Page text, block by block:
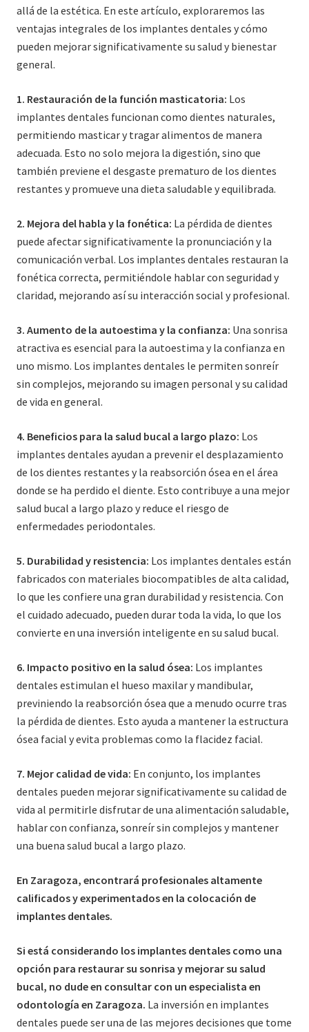
allá de la estética. En este artículo, exploraremos las
ventajas integrales de los implantes dentales y cómo
pueden mejorar significativamente su salud y bienestar
general.
1. Restauración de la función masticatoria: Los
implantes dentales funcionan como dientes naturales,
permitiendo masticar y tragar alimentos de manera
adecuada. Esto no solo mejora la digestión, sino que
también previene el desgaste prematuro de los dientes
restantes y promueve una dieta saludable y equilibrada.
2. Mejora del habla y la fonética: La pérdida de dientes
puede afectar significativamente la pronunciación y la
comunicación verbal. Los implantes dentales restauran la
fonética correcta, permitiéndole hablar con seguridad y
claridad, mejorando así su interacción social y profesional.
3. Aumento de la autoestima y la confianza: Una sonrisa
atractiva es esencial para la autoestima y la confianza en
uno mismo. Los implantes dentales le permiten sonreír
sin complejos, mejorando su imagen personal y su calidad
de vida en general.
4. Beneficios para la salud bucal a largo plazo: Los
implantes dentales ayudan a prevenir el desplazamiento
de los dientes restantes y la reabsorción ósea en el área
donde se ha perdido el diente. Esto contribuye a una mejor
salud bucal a largo plazo y reduce el riesgo de
enfermedades periodontales.
5. Durabilidad y resistencia: Los implantes dentales están
fabricados con materiales biocompatibles de alta calidad,
lo que les confiere una gran durabilidad y resistencia. Con
el cuidado adecuado, pueden durar toda la vida, lo que los
convierte en una inversión inteligente en su salud bucal.
6. Impacto positivo en la salud ósea: Los implantes
dentales estimulan el hueso maxilar y mandibular,
previniendo la reabsorción ósea que a menudo ocurre tras
la pérdida de dientes. Esto ayuda a mantener la estructura
ósea facial y evita problemas como la flacidez facial.
7. Mejor calidad de vida: En conjunto, los implantes
dentales pueden mejorar significativamente su calidad de
vida al permitirle disfrutar de una alimentación saludable,
hablar con confianza, sonreír sin complejos y mantener
una buena salud bucal a largo plazo.
En Zaragoza, encontrará profesionales altamente
calificados y experimentados en la colocación de
implantes dentales.
Si está considerando los implantes dentales como una
opción para restaurar su sonrisa y mejorar su salud
bucal, no dude en consultar con un especialista en
odontología en Zaragoza. La inversión en implantes
dentales puede ser una de las mejores decisiones que tome